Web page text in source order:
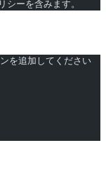
シーを含みます。
を追加してください